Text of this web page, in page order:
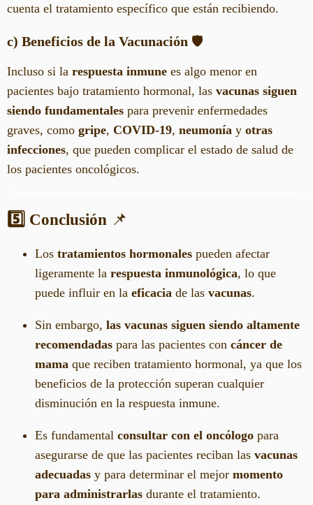
cuenta el tratamiento específico que están recibiendo.
c) Beneficios de la Vacunación 🛡️
Incluso si la respuesta inmune es algo menor en
pacientes bajo tratamiento hormonal, las vacunas siguen
siendo fundamentales para prevenir enfermedades
graves, como gripe, COVID-19, neumonía y otras
infecciones, que pueden complicar el estado de salud de
los pacientes oncológicos.
5️⃣ Conclusión 📌
Los tratamientos hormonales pueden afectar
ligeramente la respuesta inmunológica, lo que
puede influir en la eficacia de las vacunas.
Sin embargo, las vacunas siguen siendo altamente
recomendadas para las pacientes con cáncer de
mama que reciben tratamiento hormonal, ya que los
beneficios de la protección superan cualquier
disminución en la respuesta inmune.
Es fundamental consultar con el oncólogo para
asegurarse de que las pacientes reciban las vacunas
adecuadas y para determinar el mejor momento
para administrarlas durante el tratamiento.